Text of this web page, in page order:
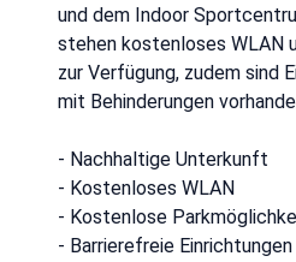
und dem Indoor
stehen kostenloses WLAN
zur Verfügung, zudem sind
mit Behinderungen
- Nachhaltige Unterkunft
- Kostenloses WLAN
- Kostenlose
- Barrierefreie Einrichtungen